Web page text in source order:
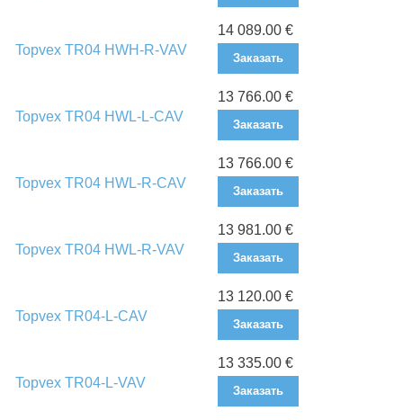
Topvex TR04 HWH-R-VAV
14 089.00 €
Заказать
Topvex TR04 HWL-L-CAV
13 766.00 €
Заказать
Topvex TR04 HWL-R-CAV
13 766.00 €
Заказать
Topvex TR04 HWL-R-VAV
13 981.00 €
Заказать
Topvex TR04-L-CAV
13 120.00 €
Заказать
Topvex TR04-L-VAV
13 335.00 €
Заказать